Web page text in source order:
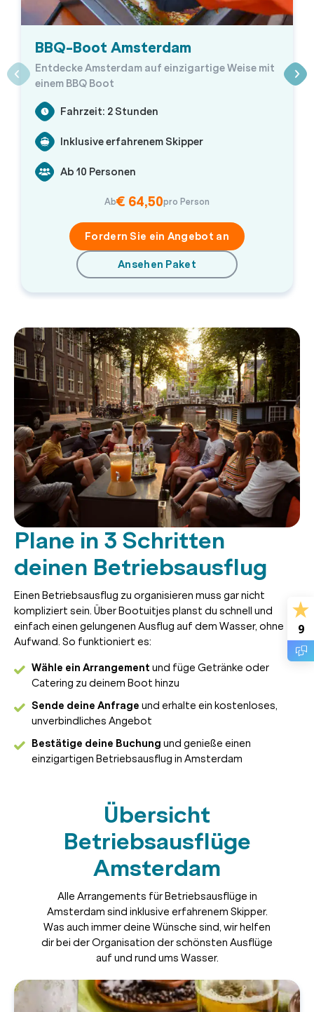
BBQ-Boot Amsterdam
Entdecke Amsterdam auf einzigartige Weise mit
einem BBQ Boot
Fahrzeit: 2 Stunden
Inklusive erfahrenem Skipper
Ab 10 Personen
Ab€ 64,50pro Person
Fordern Sie ein Angebot an
Ansehen Paket
Plane in 3 Schritten
deinen Betriebsausflug
Einen Betriebsausflug zu organisieren muss gar nicht
kompliziert sein. Über Bootuitjes planst du schnell und
einfach einen gelungenen Ausflug auf dem Wasser, ohne
Aufwand. So funktioniert es:
Wähle ein Arrangement und füge Getränke oder
Catering zu deinem Boot hinzu
Sende deine Anfrage und erhalte ein kostenloses,
unverbindliches Angebot
Bestätige deine Buchung und genieße einen
einzigartigen Betriebsausflug in Amsterdam
Übersicht
Betriebsausflüge
Amsterdam
Alle Arrangements für Betriebsausflüge in
Amsterdam sind inklusive erfahrenem Skipper.
Was auch immer deine Wünsche sind, wir helfen
dir bei der Organisation der schönsten Ausflüge
auf und rund ums Wasser.
9